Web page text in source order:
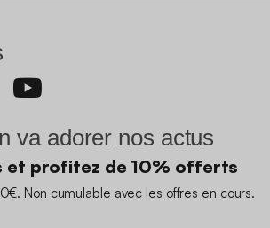
va adorer nos actus
et profitez de 10% offerts
Non cumulable avec les offres en cours.